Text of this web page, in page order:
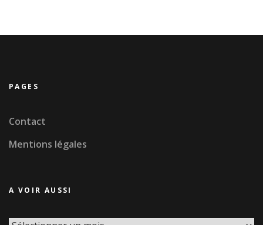
PAGES
Contact
Mentions légales
A VOIR AUSSI